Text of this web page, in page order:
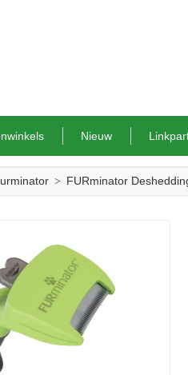
Nieuw
FURminator